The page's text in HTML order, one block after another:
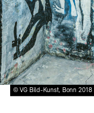
© VG Bild-Kunst, Bonn 2018